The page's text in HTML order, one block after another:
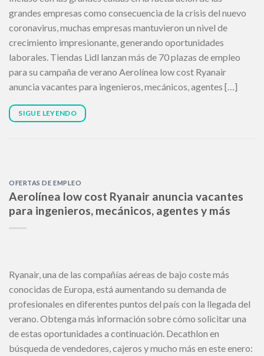
grandes empresas como consecuencia de la crisis del nuevo
coronavirus, muchas empresas mantuvieron un nivel de
crecimiento impresionante, generando oportunidades
laborales. Tiendas Lidl lanzan más de 70 plazas de empleo
para su campaña de verano Aerolínea low cost Ryanair
anuncia vacantes para ingenieros, mecánicos, agentes […]
SIGUE LEYENDO
OFERTAS DE EMPLEO
Aerolínea low cost Ryanair anuncia vacantes
para ingenieros, mecánicos, agentes y más
Ryanair, una de las compañías aéreas de bajo coste más
conocidas de Europa, está aumentando su demanda de
profesionales en diferentes puntos del país con la llegada del
verano. Obtenga más información sobre cómo solicitar una
de estas oportunidades a continuación. Decathlon en
búsqueda de vendedores, cajeros y mucho más en este enero: